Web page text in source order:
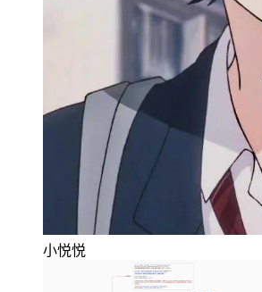
小悦悦